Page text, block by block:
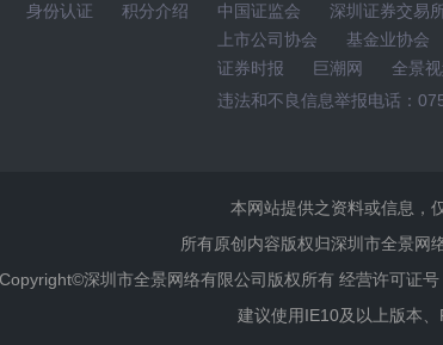
有多少专利？
车精密金属零部件研发、生产、销售为核心业务的高新技
名一级、二级供应商，通过多种技术解决方案，融合多种
月31日已授权专利共100件，其中发明专利19件、实用新型
身份认证
积分介绍
中国证监会 深圳证券交易
上市公司协会
基金业协会
证券时报
巨潮网 全景
违法和不良信息举报电话：
本网站提供之资料或信息，
所有原创内容版权归深圳市全景网
Copyright©深圳市全景网络有限公司版权所有 经营许可证
建议使用IE10及以上版本